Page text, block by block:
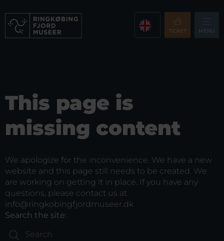
TICKET MENU
This page is
missing content
We apologize for the inconvenience. We have a new
website and this page still needs to be created. We
are working on getting it in place. If you have any
questions, please contact us at
info@ringkobingfjordmuseer.dk
Search the site: